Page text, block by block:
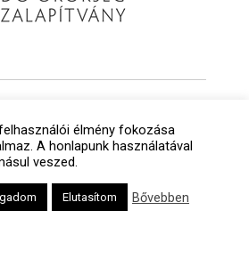
élmény fokozása
A honlapunk használatával
veszed.
Elutasítom Bővebben